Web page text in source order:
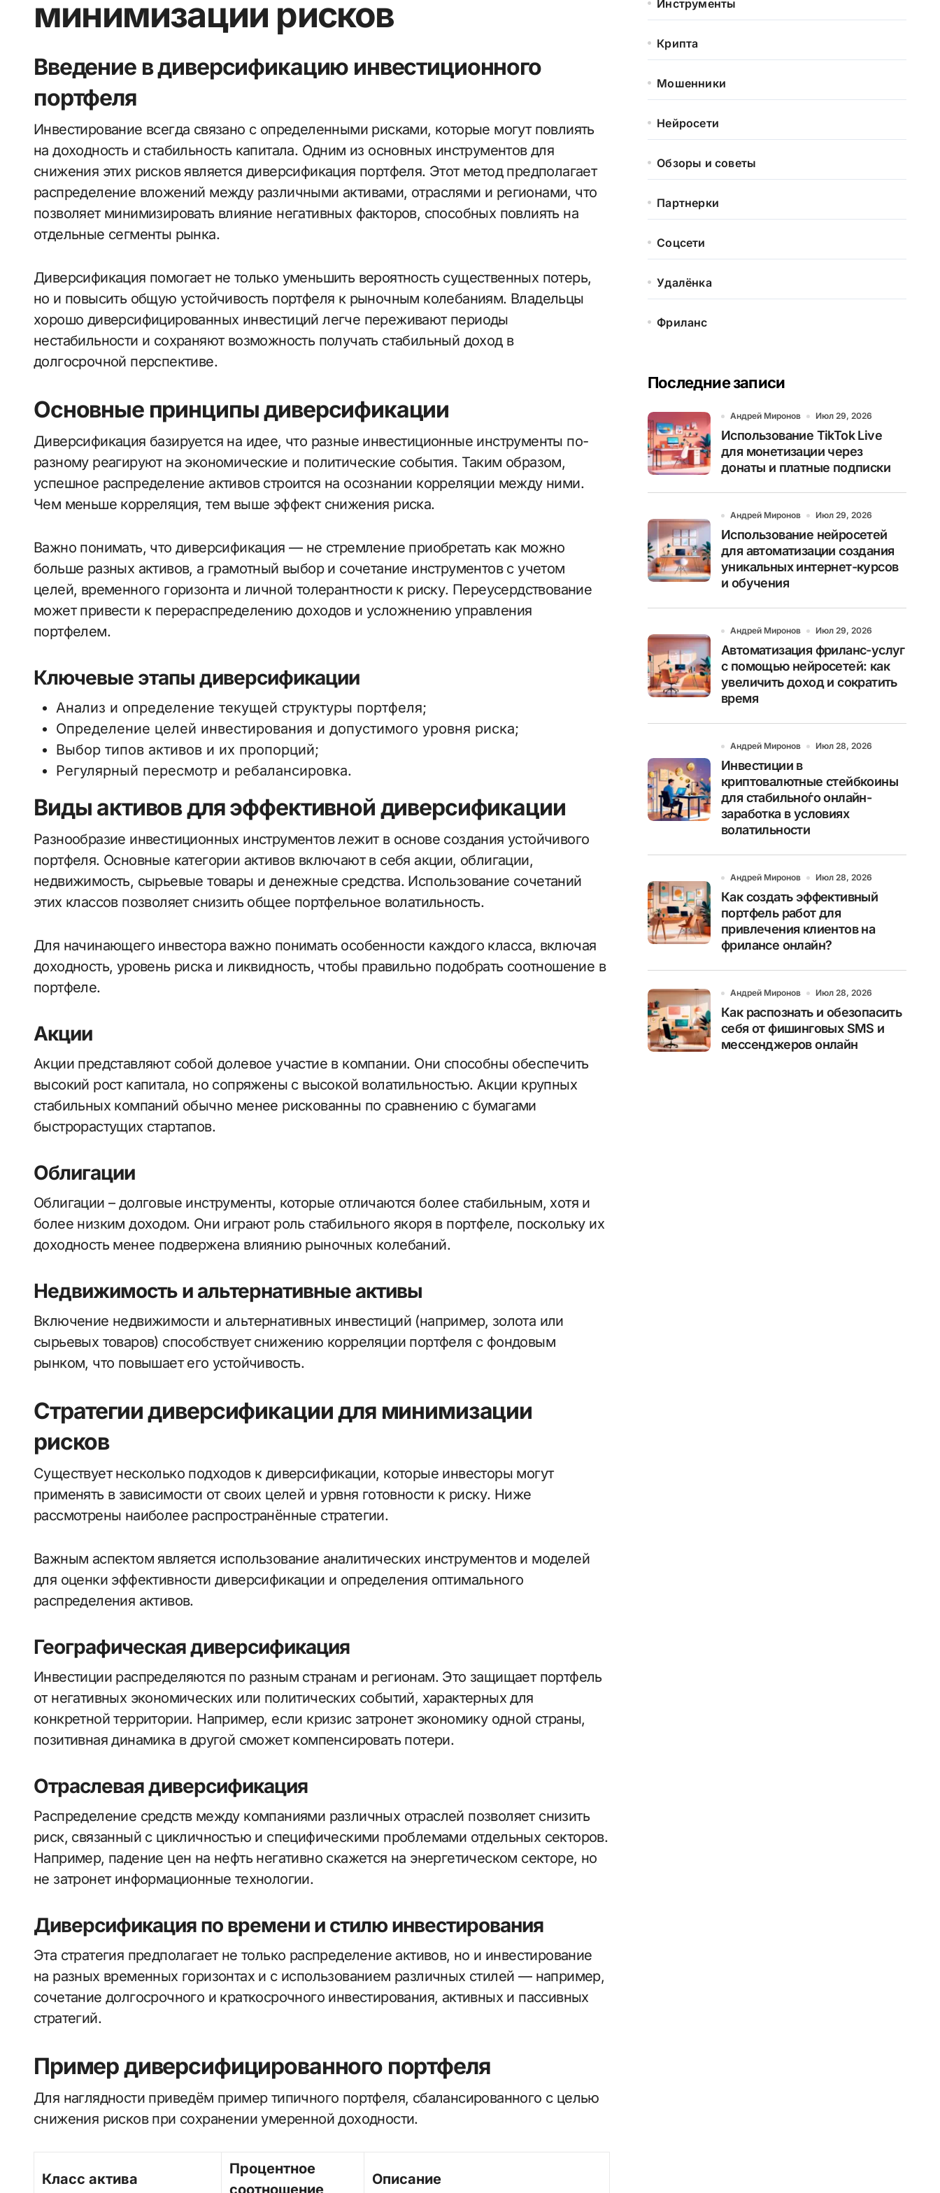
минимизации рисков
Введение в диверсификацию инвестиционного
портфеля
Инвестирование всегда связано с определенными рисками, которые могут повлиять
на доходность и стабильность капитала. Одним из основных инструментов для
снижения этих рисков является диверсификация портфеля. Этот метод предполагает
распределение вложений между различными активами, отраслями и регионами, что
позволяет минимизировать влияние негативных факторов, способных повлиять на
отдельные сегменты рынка.
Диверсификация помогает не только уменьшить вероятность существенных потерь,
но и повысить общую устойчивость портфеля к рыночным колебаниям. Владельцы
хорошо диверсифицированных инвестиций легче переживают периоды
нестабильности и сохраняют возможность получать стабильный доход в
долгосрочной перспективе.
Основные принципы диверсификации
Диверсификация базируется на идее, что разные инвестиционные инструменты по-
разному реагируют на экономические и политические события. Таким образом,
успешное распределение активов строится на осознании корреляции между ними.
Чем меньше корреляция, тем выше эффект снижения риска.
Важно понимать, что диверсификация — не стремление приобретать как можно
больше разных активов, а грамотный выбор и сочетание инструментов с учетом
целей, временного горизонта и личной толерантности к риску. Переусердствование
может привести к перераспределению доходов и усложнению управления
портфелем.
Ключевые этапы диверсификации
Анализ и определение текущей структуры портфеля;
Определение целей инвестирования и допустимого уровня риска;
Выбор типов активов и их пропорций;
Регулярный пересмотр и ребалансировка.
Виды активов для эффективной диверсификации
Разнообразие инвестиционных инструментов лежит в основе создания устойчивого
портфеля. Основные категории активов включают в себя акции, облигации,
недвижимость, сырьевые товары и денежные средства. Использование сочетаний
этих классов позволяет снизить общее портфельное волатильность.
Для начинающего инвестора важно понимать особенности каждого класса, включая
доходность, уровень риска и ликвидность, чтобы правильно подобрать соотношение в
портфеле.
Акции
Акции представляют собой долевое участие в компании. Они способны обеспечить
высокий рост капитала, но сопряжены с высокой волатильностью. Акции крупных
стабильных компаний обычно менее рискованны по сравнению с бумагами
быстрорастущих стартапов.
Облигации
Облигации – долговые инструменты, которые отличаются более стабильным, хотя и
более низким доходом. Они играют роль стабильного якоря в портфеле, поскольку их
доходность менее подвержена влиянию рыночных колебаний.
Недвижимость и альтернативные активы
Включение недвижимости и альтернативных инвестиций (например, золота или
сырьевых товаров) способствует снижению корреляции портфеля с фондовым
рынком, что повышает его устойчивость.
Стратегии диверсификации для минимизации
рисков
Существует несколько подходов к диверсификации, которые инвесторы могут
применять в зависимости от своих целей и урвня готовности к риску. Ниже
рассмотрены наиболее распространённые стратегии.
Важным аспектом является использование аналитических инструментов и моделей
для оценки эффективности диверсификации и определения оптимального
распределения активов.
Географическая диверсификация
Инвестиции распределяются по разным странам и регионам. Это защищает портфель
от негативных экономических или политических событий, характерных для
конкретной территории. Например, если кризис затронет экономику одной страны,
позитивная динамика в другой сможет компенсировать потери.
Отраслевая диверсификация
Распределение средств между компаниями различных отраслей позволяет снизить
риск, связанный с цикличностью и специфическими проблемами отдельных секторов.
Например, падение цен на нефть негативно скажется на энергетическом секторе, но
не затронет информационные технологии.
Диверсификация по времени и стилю инвестирования
Эта стратегия предполагает не только распределение активов, но и инвестирование
на разных временных горизонтах и с использованием различных стилей — например,
сочетание долгосрочного и краткосрочного инвестирования, активных и пассивных
стратегий.
Пример диверсифицированного портфеля
Для наглядности приведём пример типичного портфеля, сбалансированного с целью
снижения рисков при сохранении умеренной доходности.
Класс актива
Процентное
соотношение
Описание
Инструменты
Крипта
Мошенники
Нейросети
Обзоры и советы
Партнерки
Соцсети
Удалёнка
Фриланс
Последние записи
Андрей Миронов Июл 29, 2026
Использование TikTok Live
для монетизации через
донаты и платные подписки
Андрей Миронов Июл 29, 2026
Использование нейросетей
для автоматизации создания
уникальных интернет-курсов
и обучения
Андрей Миронов Июл 29, 2026
Автоматизация фриланс-услуг
с помощью нейросетей: как
увеличить доход и сократить
время
Андрей Миронов Июл 28, 2026
Инвестиции в
криптовалютные стейбкоины
для стабильно́го онлайн-
заработка в условиях
волатильности
Андрей Миронов Июл 28, 2026
Как создать эффективный
портфель работ для
привлечения клиентов на
фрилансе онлайн?
Андрей Миронов Июл 28, 2026
Как распознать и обезопасить
себя от фишинговых SMS и
мессенджеров онлайн